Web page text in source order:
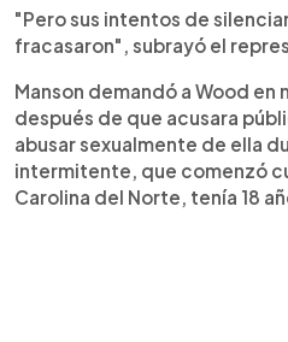
"Pero sus intentos de
fracasaron", subrayó el
Manson demandó a Wood en
después de que acusara
abusar sexualmente de ella
intermitente, que comenzó
Carolina del Norte, tenía 18